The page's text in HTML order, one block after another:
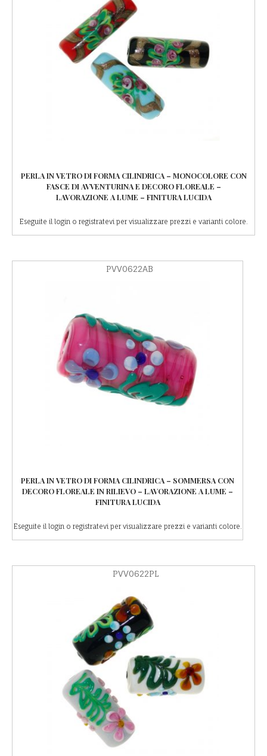
PERLA IN VETRO DI FORMA CILINDRICA – MONOCOLORE CON
FASCE DI AVVENTURINA E DECORO FLOREALE –
LAVORAZIONE A LUME – FINITURA LUCIDA
Eseguite il login o registratevi per visualizzare prezzi e varianti colore.
PVV0622AB
PERLA IN VETRO DI FORMA CILINDRICA – SOMMERSA CON
DECORO FLOREALE IN RILIEVO – LAVORAZIONE A LUME –
FINITURA LUCIDA
Eseguite il login o registratevi per visualizzare prezzi e varianti colore.
PVV0622PL